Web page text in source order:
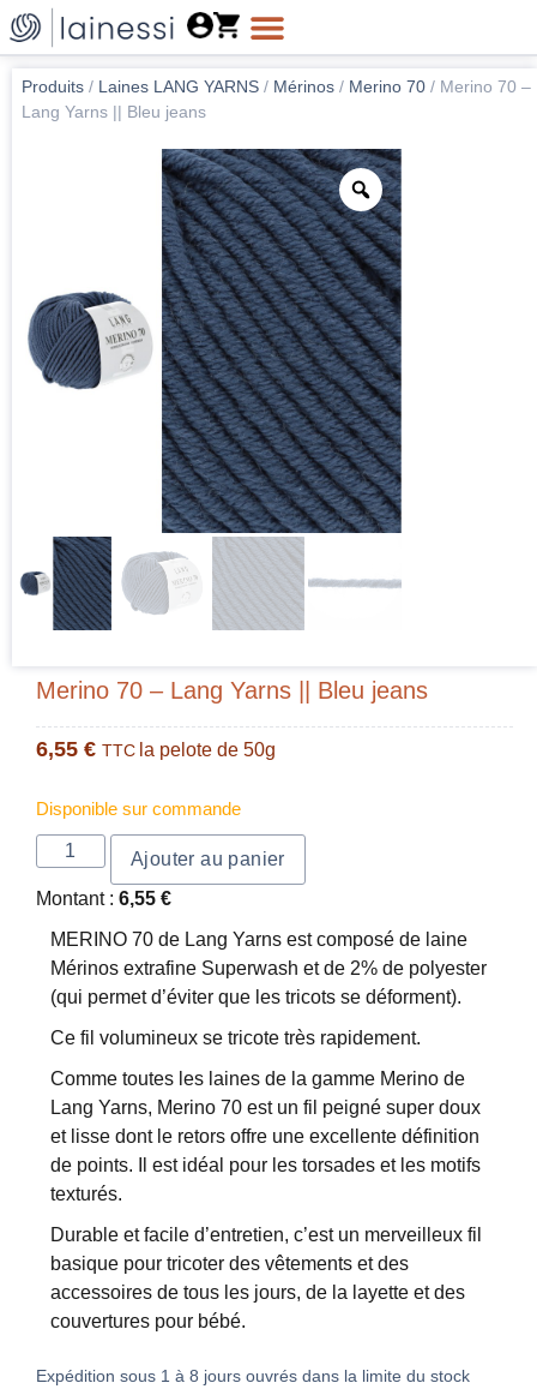
Produits / Laines LANG YARNS / Mérinos / Merino 70 / Merino 70 –
Lang Yarns || Bleu jeans
Merino 70 – Lang Yarns || Bleu jeans
6,55 € TTC la pelote de 50g
Disponible sur commande
Ajouter au panier
Montant : 6,55 €
MERINO 70 de Lang Yarns est composé de laine
Mérinos extrafine Superwash et de 2% de polyester
(qui permet d’éviter que les tricots se déforment).
Ce fil volumineux se tricote très rapidement.
Comme toutes les laines de la gamme Merino de
Lang Yarns, Merino 70 est un fil peigné super doux
et lisse dont le retors offre une excellente définition
de points. Il est idéal pour les torsades et les motifs
texturés.
Durable et facile d’entretien, c’est un merveilleux fil
basique pour tricoter des vêtements et des
accessoires de tous les jours, de la layette et des
couvertures pour bébé.
Expédition sous 1 à 8 jours ouvrés dans la limite du stock